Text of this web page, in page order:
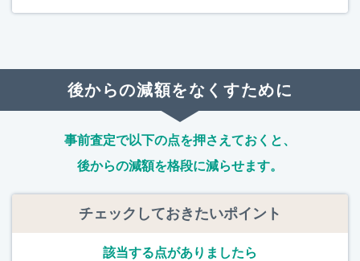
後からの減額をなくすために
事前査定で以下の点を押さえておくと、
後からの減額を格段に減らせます。
チェックしておきたいポイント
該当する点がありましたら